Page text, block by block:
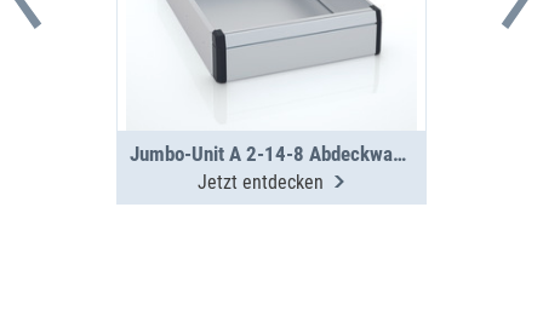
Jumbo-Unit A 2-14-8 Abdeckwanne
Jetzt entdecken